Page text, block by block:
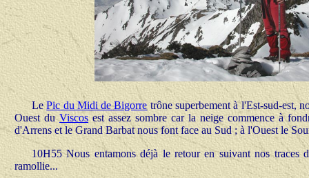
LePic du Midi de Bigorretrône superbement à l'Est-sud-est,
Ouest duViscosest assez sombre car la neige commence à
d'Arrens et le Grand Barbat nous font face au Sud ; à l'Ouest le
10H55 Nous entamons déjà le retour en suivant nos traces
ramollie...